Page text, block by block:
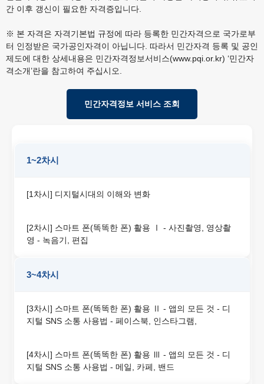
간 이후 갱신이 필요한 자격증입니다.
※ 본 자격은 자격기본법 규정에 따라 등록한 민간자격으로 국가로부
터 인정받은 국가공인자격이 아닙니다. 따라서 민간자격 등록 및 공인
제도에 대한 상세내용은 민간자격정보서비스(www.pqi.or.kr) ‘민간자
격소개’란을 참고하여 주십시오.
민간자격정보 서비스 조회
1~2차시
[1차시] 디지털시대의 이해와 변화
[2차시] 스마트 폰(똑똑한 폰) 활용 Ⅰ - 사진촬영, 영상촬
영 - 녹음기, 편집
3~4차시
[3차시] 스마트 폰(똑똑한 폰) 활용 Ⅱ - 앱의 모든 것 - 디
지털 SNS 소통 사용법 - 페이스북, 인스타그램,
[4차시] 스마트 폰(똑똑한 폰) 활용 Ⅲ - 앱의 모든 것 - 디
지털 SNS 소통 사용법 - 메일, 카페, 밴드